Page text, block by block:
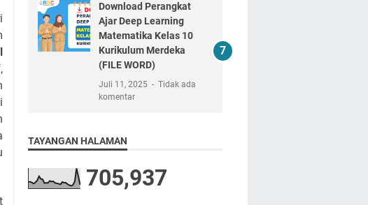
Download Perangkat
Ajar Deep Learning
Matematika Kelas 10
Kurikulum Merdeka
(FILE WORD)
Juli 11, 2025
Tidak ada
komentar
TAYANGAN HALAMAN
705,937